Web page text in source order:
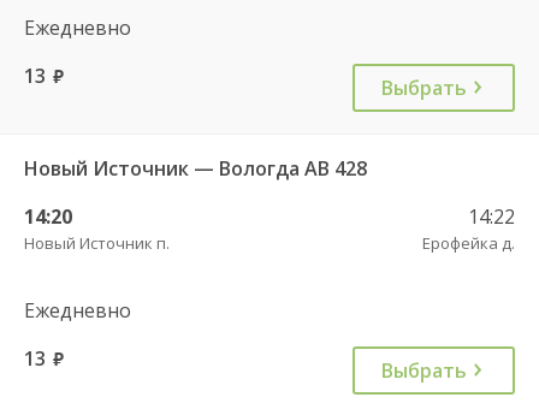
Ежедневно
13 руб. Выбрать
Новый Источник — Вологда АВ 428
14:20
Новый Источник п.
14:22
Ерофейка д.
Ежедневно
13 руб. Выбрать